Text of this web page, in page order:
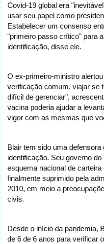
Covid-19 global era
usar seu papel como
Estabelecer um consenso
"primeiro passo crítico" para
identificação, disse ele.
O ex-primeiro-ministro
verificação comum, viajar se
difícil de gerenciar",
vacina poderia ajudar a
vigor com as mesmas que
Blair tem sido uma
identificação. Seu governo
esquema nacional de
finalmente suprimido pela
2010, em meio a
civis.
Desde o início da pandemia,
de 6 de 6 anos para verificar